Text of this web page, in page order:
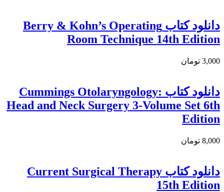
دانلود کتاب Berry & Kohn’s Operating
Room Technique 14th Edition
3,000 تومان
دانلود کتاب Cummings Otolaryngology:
Head and Neck Surgery 3-Volume Set 6th
Edition
8,000 تومان
دانلود کتاب Current Surgical Therapy
15th Edition